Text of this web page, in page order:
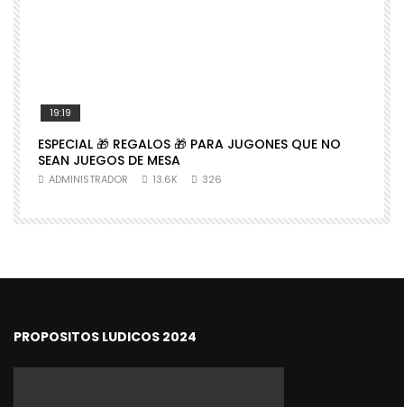
19:19
ESPECIAL 🎁 REGALOS 🎁 PARA JUGONES QUE NO
SEAN JUEGOS DE MESA
ADMINISTRADOR 13.6K 326
PROPOSITOS LUDICOS 2024